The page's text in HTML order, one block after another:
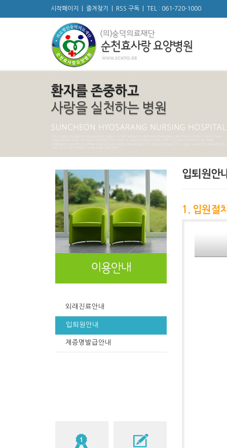
시작페이지 즐겨찾기 RSS 구독 TEL : 061-720-1000
외래진료안내
입퇴원안내
제증명발급안내
입퇴원안
1. 입원절